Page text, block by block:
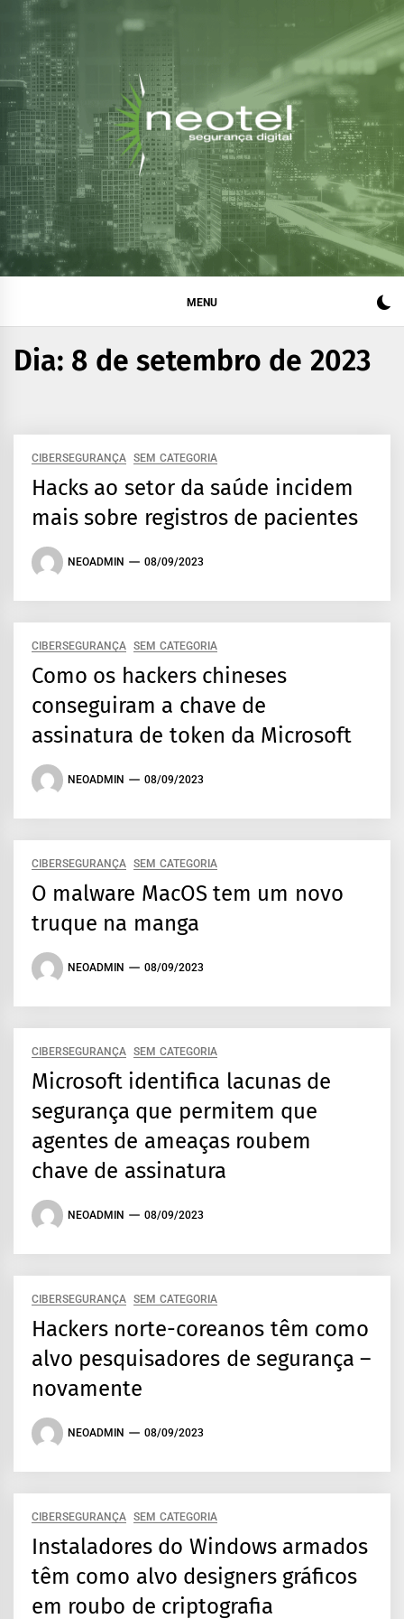
Blog da Neotel
Segurança Digital
Informações e notícias sobre segurança digital, legislação
e compliance
MENU
Dia: 8 de setembro de 2023
CIBERSEGURANÇA SEM CATEGORIA
Hacks ao setor da saúde incidem
mais sobre registros de pacientes
NEOADMIN 08/09/2023
CIBERSEGURANÇA SEM CATEGORIA
Como os hackers chineses
conseguiram a chave de
assinatura de token da Microsoft
NEOADMIN 08/09/2023
CIBERSEGURANÇA SEM CATEGORIA
O malware MacOS tem um novo
truque na manga
NEOADMIN 08/09/2023
CIBERSEGURANÇA SEM CATEGORIA
Microsoft identifica lacunas de
segurança que permitem que
agentes de ameaças roubem
chave de assinatura
NEOADMIN 08/09/2023
CIBERSEGURANÇA SEM CATEGORIA
Hackers norte-coreanos têm como
alvo pesquisadores de segurança –
novamente
NEOADMIN 08/09/2023
CIBERSEGURANÇA SEM CATEGORIA
Instaladores do Windows armados
têm como alvo designers gráficos
em roubo de criptografia